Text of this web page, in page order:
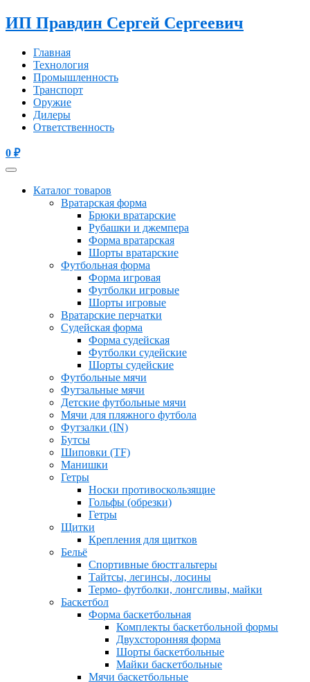
ИП Правдин Сергей Сергеевич
Главная
Технология
Промышленность
Транспорт
Оружие
Дилеры
Ответственность
0 ₽
Каталог товаров
Вратарская форма
Брюки вратарские
Рубашки и джемпера
Форма вратарская
Шорты вратарские
Футбольная форма
Форма игровая
Футболки игровые
Шорты игровые
Вратарские перчатки
Судейская форма
Форма судейская
Футболки судейские
Шорты судейские
Футбольные мячи
Футзальные мячи
Детские футбольные мячи
Мячи для пляжного футбола
Футзалки (IN)
Бутсы
Шиповки (TF)
Манишки
Гетры
Носки противоскользящие
Гольфы (обрезки)
Гетры
Щитки
Крепления для щитков
Бельё
Спортивные бюстгальтеры
Тайтсы, легинсы, лосины
Термо- футболки, лонгсливы, майки
Баскетбол
Форма баскетбольная
Комплекты баскетбольной формы
Двухсторонняя форма
Шорты баскетбольные
Майки баскетбольные
Мячи баскетбольные